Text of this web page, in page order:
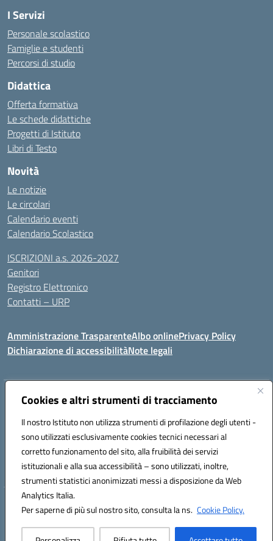
Cookies e altri strumenti di tracciamento
Il nostro Istituto non utilizza strumenti di profilazione degli utenti -
sono utilizzati esclusivamente cookies tecnici necessari al
corretto funzionamento del sito, alla fruibilità dei servizi
istituzionali e alla sua accessibilità – sono utilizzati, inoltre,
strumenti statistici anonimizzati messi a disposizione da Web
Analytics Italia.
Per saperne di più sul nostro sito, consulta la ns. Cookie Policy.
I Servizi
Personale scolastico
Famiglie e studenti
Percorsi di studio
Didattica
Offerta formativa
Le schede didattiche
Progetti di Istituto
Libri di Testo
Novità
Le notizie
Le circolari
Calendario eventi
Calendario Scolastico
ISCRIZIONI a.s. 2026-2027
Genitori
Registro Elettronico
Contatti – URP
Amministrazione TrasparenteAlbo onlinePrivacy Policy
Dichiarazione di accessibilitàNote legali
Indirizzo:Via Tiziano, 50 - 60125 Ancona
Posta elettronica certificata (PEC):anic81600p@pec.istruzione.it
Codice fiscale: 93084460422
Codice meccanografico: ANIC81600P
Hosting & Powered by 3D Solution S.r.l.
Concept & Design by Designers Italia